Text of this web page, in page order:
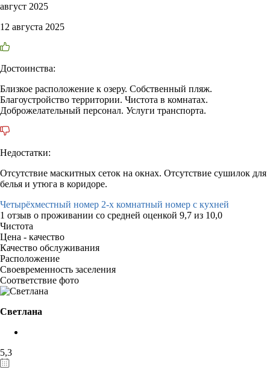
август 2025
12 августа 2025
Достоинства:
Близкое расположение к озеру. Собственный пляж.
Благоустройство территории. Чистота в комнатах.
Доброжелательный персонал. Услуги транспорта.
Недостатки:
Отсутствие маскитных сеток на окнах. Отсутствие сушилок для
белья и утюга в коридоре.
Четырёхместный номер 2-х комнатный номер с кухней
1 отзыв о проживании со средней оценкой 9,7 из 10,0
Чистота
Цена - качество
Качество обслуживания
Расположение
Своевременность заселения
Соответствие фото
Светлана
5,3